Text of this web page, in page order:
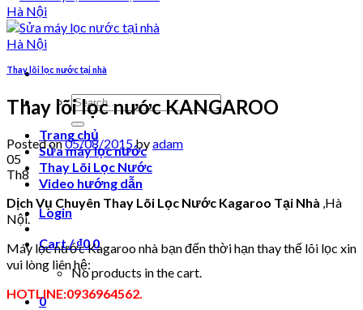
Search
for:
Trang chủ
Sửa máy lọc nước
Thay Lõi Lọc Nước
Video hướng dẫn
Login
Cart /₫00
No products in the cart.
0
Thay lõi lọc nước tại nhà
Thay lõi lọc nước KANGAROO
Posted on05/08/2015byadam
05
Th8
Dịch Vụ Chuyên Thay Lõi Lọc Nước Kagaroo Tại Nhà ,Hà
Nội.
Máy lọc nước Kagaroo nhà bạn đến thời hạn thay thế lõi lọc xin
vui lòng liên hệ:
HOTLINE:0936964562.